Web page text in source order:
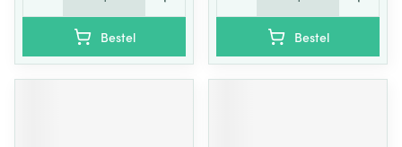
Bestel Bestel